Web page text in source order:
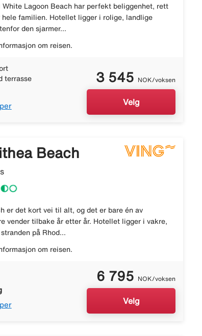
Lagoon Beach har perfekt beliggenhet, rett
hele familien. Hotellet ligger i rolige, landlige
den sjarmer...
om reisen.
terrasse 3 545 NOK/voksen
Velg
Beach
er det kort vei til alt, og det er bare én av
vender tilbake år etter år. Hotellet ligger i vakre,
på Rhod...
om reisen.
6 795 NOK/voksen
Velg